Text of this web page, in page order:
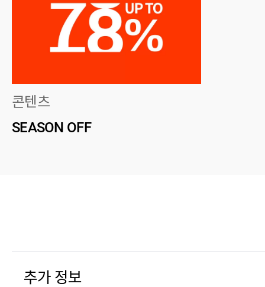
콘텐츠
SEASON OFF
추가 정보